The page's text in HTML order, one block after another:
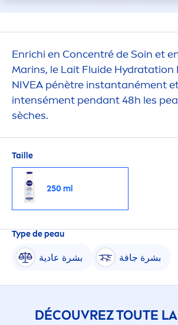
Enrichi en Concentré de Soin et
Marins, le Lait Fluide Hydratation
NIVEA pénètre instantanément
intensément pendant 48h les
sèches.
Taille
250 ml
Type de peau
بشرة عادية بشرة جافة
DÉCOUVREZ TOUTE